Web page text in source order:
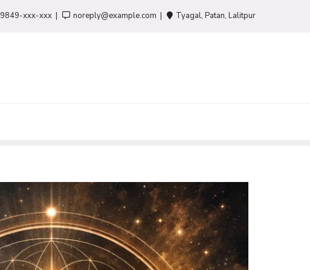
9849-xxx-xxx noreply@example.com Tyagal, Patan, Lalitpur